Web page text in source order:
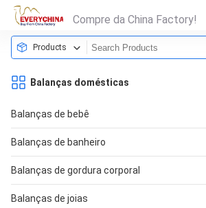
Compre da China Factory!
Products
Balanças domésticas
Balanças de bebê
Balanças de banheiro
Balanças de gordura corporal
Balanças de joias